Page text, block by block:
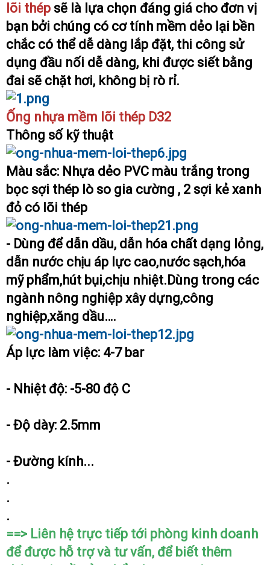
lõi thép sẽ là lựa chọn đáng giá cho đơn vị
bạn bởi chúng có cơ tính mềm dẻo lại bền
chắc có thể dễ dàng lắp đặt, thi công sử
dụng đầu nối dễ dàng, khi được siết bằng
đai sẽ chặt hơi, không bị rò rỉ.
Ống nhựa mềm lõi thép D32
Thông số kỹ thuật
Màu sắc: Nhựa dẻo PVC màu trắng trong
bọc sợi thép lò so gia cường , 2 sợi kẻ xanh
đỏ có lõi thép
- Dùng để dẫn dầu, dẫn hóa chất dạng lỏng,
dẫn nước chịu áp lực cao,nước sạch,hóa
mỹ phẩm,hút bụi,chịu nhiệt.Dùng trong các
ngành nông nghiệp xây dựng,công
nghiệp,xăng dầu….
Áp lực làm việc: 4-7 bar
- Nhiệt độ: -5-80 độ C
- Độ dày: 2.5mm
- Đường kính...
.
.
.
==> Liên hệ trực tiếp tới phòng kinh doanh
để được hỗ trợ và tư vấn, để biết thêm